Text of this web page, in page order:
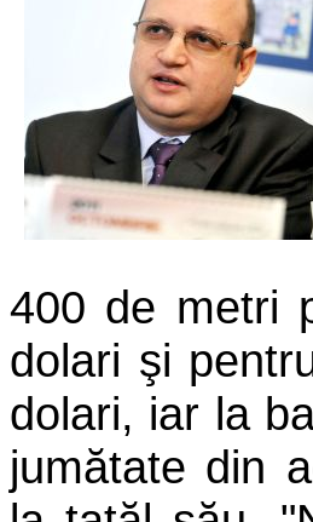
400 de metri
dolari şi
dolari, iar la
jumătate din